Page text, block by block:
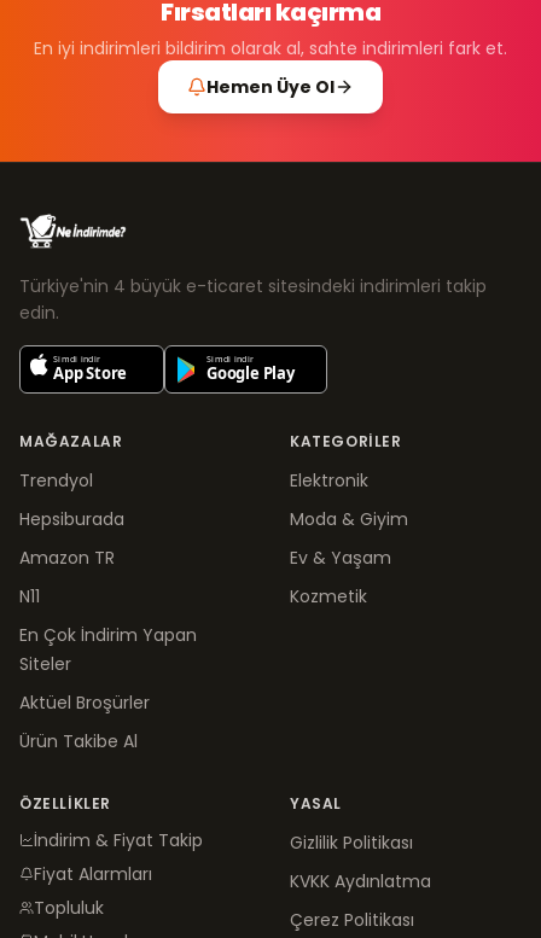
Fırsatları kaçırma
En iyi indirimleri bildirim olarak al, sahte indirimleri fark et.
Hemen Üye Ol
Türkiye'nin 4 büyük e-ticaret sitesindeki indirimleri takip
edin.
MAĞAZALAR
Trendyol
Hepsiburada
Amazon TR
N11
En Çok İndirim Yapan
Siteler
Aktüel Broşürler
Ürün Takibe Al
KATEGORILER
Elektronik
Moda & Giyim
Ev & Yaşam
Kozmetik
ÖZELLIKLER
İndirim & Fiyat Takip
Fiyat Alarmları
Topluluk
YASAL
Gizlilik Politikası
KVKK Aydınlatma
Çerez Politikası